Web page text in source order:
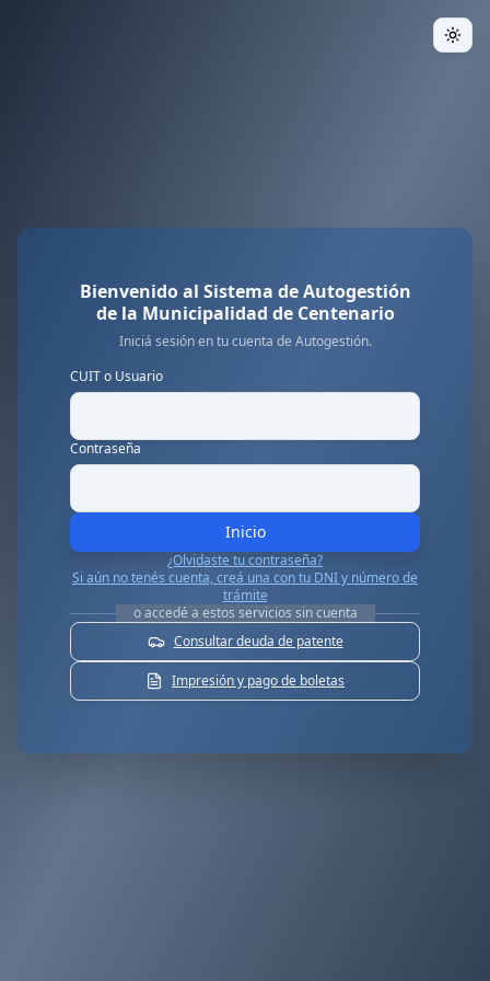
Bienvenido al Sistema de Autogestión
de la Municipalidad de Centenario
Iniciá sesión en tu cuenta de Autogestión.
CUIT o Usuario
Contraseña
Inicio
¿Olvidaste tu contraseña?
Si aún no tenés cuenta, creá una con tu DNI y número de
trámite
o accedé a estos servicios sin cuenta
Consultar deuda de patente
Impresión y pago de boletas